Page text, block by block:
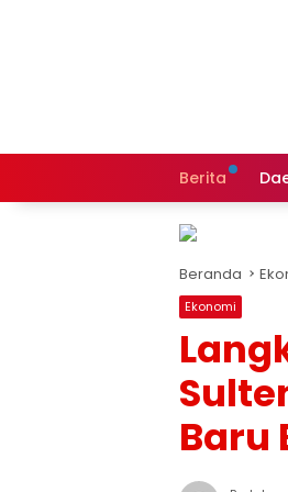
Berita
Beranda
Ekonomi
Baru